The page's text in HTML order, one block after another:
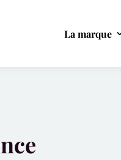
La marque